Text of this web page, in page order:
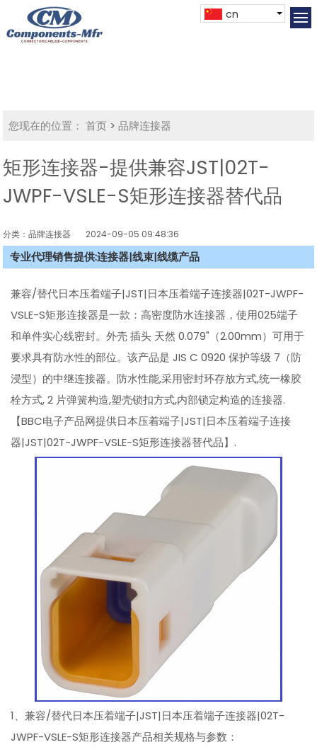
cn
您现在的位置： 首页 >品牌连接器
矩形连接器-提供兼容JST|02T-
JWPF-VSLE-S矩形连接器替代品
分类：品牌连接器 2024-09-05 09:48:36
专业代理销售提供:连接器|线束|线缆产品
兼容/替代日本压着端子|JST|日本压着端子连接器|02T-JWPF-
VSLE-S矩形连接器是一款：高密度防水连接器，使用025端子
和单件实心线密封。外壳 插头 天然 0.079"（2.00mm）可用于
要求具有防水性的部位。该产品是 JIS C 0920 保护等级 7（防
浸型）的中继连接器。防水性能,采用密封环存放方式,统一橡胶
栓方式, 2 片弹簧构造,塑壳锁扣方式,内部锁定构造的连接器.
【BBC电子产品网提供日本压着端子|JST|日本压着端子连接
器|JST|02T-JWPF-VSLE-S矩形连接器替代品】.
1、兼容/替代日本压着端子|JST|日本压着端子连接器|02T-
JWPF-VSLE-S矩形连接器产品相关规格与参数：